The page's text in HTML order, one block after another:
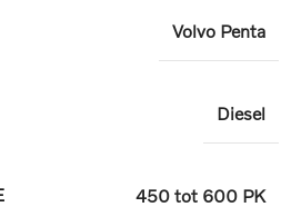
Volvo Penta
Diesel
450 tot 600 PK